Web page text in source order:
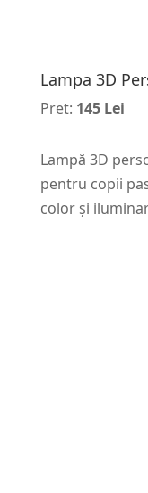
Lampa 3D
Pret: 145 Lei
Lampă 3D
pentru copii
color și